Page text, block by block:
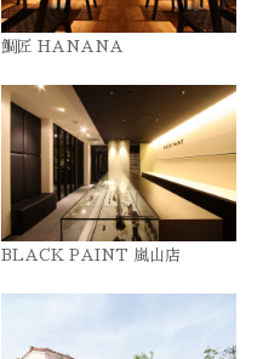
鯛匠 HANANA
BLACK PAINT 嵐山店